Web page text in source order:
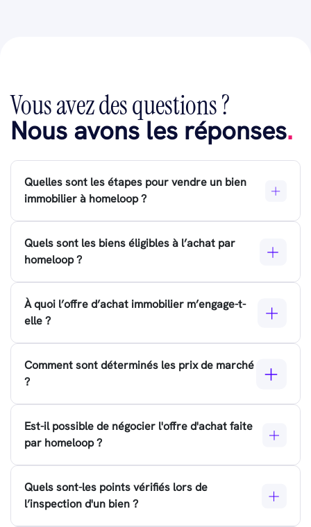
Vous avez des questions ?
Nous avons les réponses.
Quelles sont les étapes pour vendre un bien
immobilier à homeloop ?
Quels sont les biens éligibles à l’achat par
homeloop ?
À quoi l’offre d’achat immobilier m’engage-t-
elle ?
Comment sont déterminés les prix de marché
?
Est-il possible de négocier l'offre d'achat faite
par homeloop ?
Quels sont-les points vérifiés lors de
l’inspection d'un bien ?